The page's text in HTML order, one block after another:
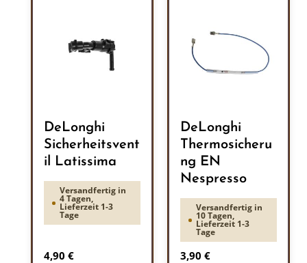
DeLonghi
Sicherheitsvent
il Latissima
Versandfertig in
4 Tagen,
Lieferzeit 1-3
Tage
Regulärer Preis:
4,90 €
DeLonghi
Thermosicheru
ng EN
Nespresso
Versandfertig in
10 Tagen,
Lieferzeit 1-3
Tage
Regulärer Preis:
3,90 €